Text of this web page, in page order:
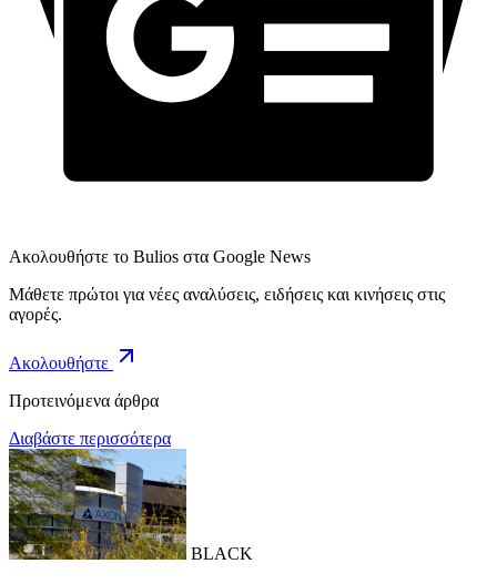
Ακολουθήστε το Bulios στα Google News
Μάθετε πρώτοι για νέες αναλύσεις, ειδήσεις και κινήσεις στις
αγορές.
Ακολουθήστε
Προτεινόμενα άρθρα
Διαβάστε περισσότερα
BLACK